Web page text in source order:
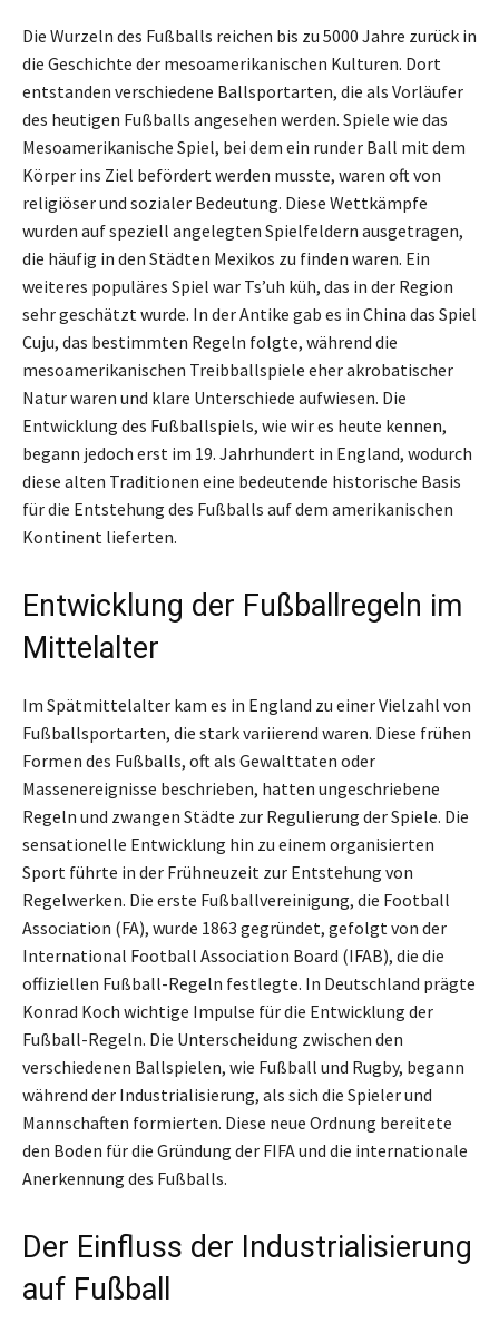
Die Wurzeln des Fußballs reichen bis zu 5000 Jahre zurück in
die Geschichte der mesoamerikanischen Kulturen. Dort
entstanden verschiedene Ballsportarten, die als Vorläufer
des heutigen Fußballs angesehen werden. Spiele wie das
Mesoamerikanische Spiel, bei dem ein runder Ball mit dem
Körper ins Ziel befördert werden musste, waren oft von
religiöser und sozialer Bedeutung. Diese Wettkämpfe
wurden auf speziell angelegten Spielfeldern ausgetragen,
die häufig in den Städten Mexikos zu finden waren. Ein
weiteres populäres Spiel war Ts’uh küh, das in der Region
sehr geschätzt wurde. In der Antike gab es in China das Spiel
Cuju, das bestimmten Regeln folgte, während die
mesoamerikanischen Treibballspiele eher akrobatischer
Natur waren und klare Unterschiede aufwiesen. Die
Entwicklung des Fußballspiels, wie wir es heute kennen,
begann jedoch erst im 19. Jahrhundert in England, wodurch
diese alten Traditionen eine bedeutende historische Basis
für die Entstehung des Fußballs auf dem amerikanischen
Kontinent lieferten.
Entwicklung der Fußballregeln im
Mittelalter
Im Spätmittelalter kam es in England zu einer Vielzahl von
Fußballsportarten, die stark variierend waren. Diese frühen
Formen des Fußballs, oft als Gewalttaten oder
Massenereignisse beschrieben, hatten ungeschriebene
Regeln und zwangen Städte zur Regulierung der Spiele. Die
sensationelle Entwicklung hin zu einem organisierten
Sport führte in der Frühneuzeit zur Entstehung von
Regelwerken. Die erste Fußballvereinigung, die Football
Association (FA), wurde 1863 gegründet, gefolgt von der
International Football Association Board (IFAB), die die
offiziellen Fußball-Regeln festlegte. In Deutschland prägte
Konrad Koch wichtige Impulse für die Entwicklung der
Fußball-Regeln. Die Unterscheidung zwischen den
verschiedenen Ballspielen, wie Fußball und Rugby, begann
während der Industrialisierung, als sich die Spieler und
Mannschaften formierten. Diese neue Ordnung bereitete
den Boden für die Gründung der FIFA und die internationale
Anerkennung des Fußballs.
Der Einfluss der Industrialisierung
auf Fußball